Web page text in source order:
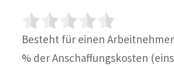
Besteht für einen
% der Anschaffungskosten